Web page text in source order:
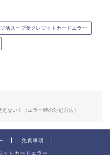
活スープ食クレジットカードエラー
ない！（エラー時の対処方法）
免責事項
トカードエラー